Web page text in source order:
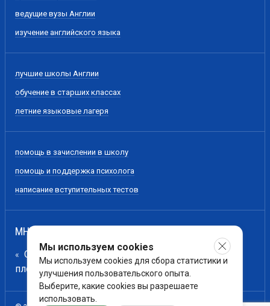
ведущие вузы Англии
изучение английского языка
лучшие школы Англии
обучение в старших классах
летние языковые лагеря
помощь в зачислении в школу
помощь и поддержка психолога
написание вступительных тестов
МНЕНИЕ НАШИХ ЭКСПЕРТОВ
Образование - всего лишь лестница для сбора
плодов с древа познания, а не сами эти плоды.
Мы используем cookies
Мы используем cookies для сбора статистики и
улучшения пользовательского опыта.
Выберите, какие cookies вы разрешаете
использовать.